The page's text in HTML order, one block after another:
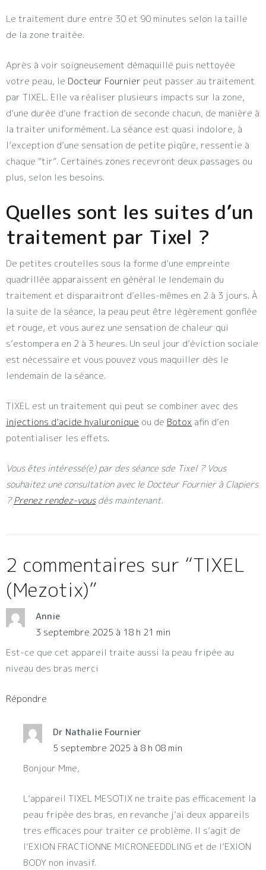
Le traitement dure entre 30 et 90 minutes selon la taille
de la zone traitée.
Après à voir soigneusement démaquillé puis nettoyée
votre peau, le Docteur Fournier peut passer au traitement
par TIXEL. Elle va réaliser plusieurs impacts sur la zone,
d’une durée d’une fraction de seconde chacun, de manière à
la traiter uniformément. La séance est quasi indolore, à
l’exception d’une sensation de petite piqûre, ressentie à
chaque “tir”. Certaines zones recevront deux passages ou
plus, selon les besoins.
Quelles sont les suites d’un
traitement par Tixel ?
De petites croutelles sous la forme d’une empreinte
quadrillée apparaissent en général le lendemain du
traitement et disparaitront d’elles-mêmes en 2 à 3 jours. À
la suite de la séance, la peau peut être légèrement gonflée
et rouge, et vous aurez une sensation de chaleur qui
s’estompera en 2 à 3 heures. Un seul jour d’éviction sociale
est nécessaire et vous pouvez vous maquiller dès le
lendemain de la séance.
TIXEL est un traitement qui peut se combiner avec des
injections d’acide hyaluronique ou de Botox afin d’en
potentialiser les effets.
Vous êtes intéressé(e) par des séance sde Tixel ? Vous
souhaitez une consultation avec le Docteur Fournier à Clapiers
?Prenez rendez-vousdès maintenant.
2 commentaires sur “TIXEL
(Mezotix)”
Annie
3 septembre 2025 à 18 h 21 min
Est-ce que cet appareil traite aussi la peau fripée au
niveau des bras merci
Répondre
Dr Nathalie Fournier
5 septembre 2025 à 8 h 08 min
Bonjour Mme,
L’appareil TIXEL MESOTIX ne traite pas efficacement la
peau fripée des bras, en revanche j’ai deux appareils
tres efficaces pour traiter ce problème. Il s’agit de
l’EXION FRACTIONNE MICRONEEDDLING et de l’EXION
BODY non invasif.